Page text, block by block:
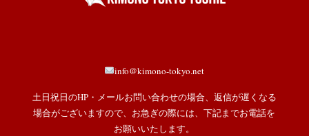
info@kimono-tokyo.net
土日祝日のHP・メールお問い合わせの場合、返信が遅くなる
場合がございますので、お急ぎの際には、下記までお電話を
お願いいたします。